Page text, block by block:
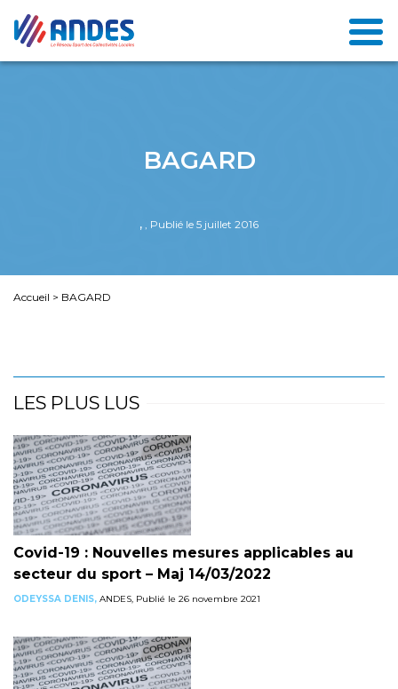
BAGARD
, , Publié le 5 juillet 2016
Accueil > BAGARD
LES PLUS LUS
Covid-19 : Nouvelles mesures applicables au
secteur du sport – Maj 14/03/2022
ODEYSSA DENIS, ANDES, Publié le 26 novembre 2021